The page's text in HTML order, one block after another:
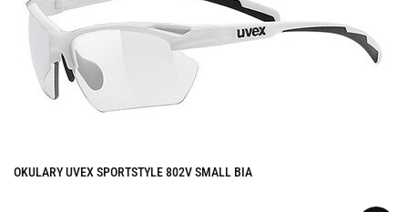
OKULARY UVEX SPORTSTYLE 802V SMALL BIA